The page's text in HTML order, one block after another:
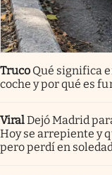
Truco Qué significa
coche y por qué es
ViralDejó Madrid
Hoy se arrepiente y
pero perdí en